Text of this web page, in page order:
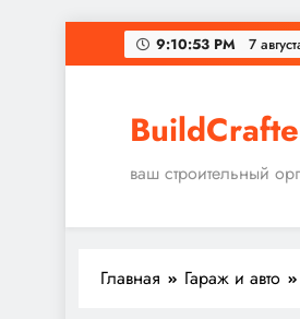
Перейти
к
9:10:54 PM 7
ваш строительный
Главная Гараж и авто